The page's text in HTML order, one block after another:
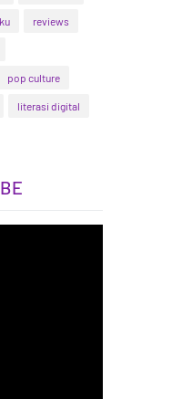
reviews
pop culture
literasi digital